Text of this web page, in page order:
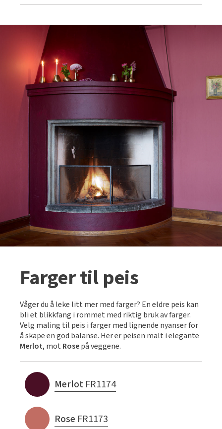
Farger til peis
Våger du å leke litt mer med farger? En eldre peis kan
bli et blikkfang i rommet med riktig bruk av farger.
Velg maling til peis i farger med lignende nyanser for
å skape en god balanse. Her er peisen malt i elegante
Merlot, mot Rosepå veggene.
Merlot FR1174
Rose FR1173